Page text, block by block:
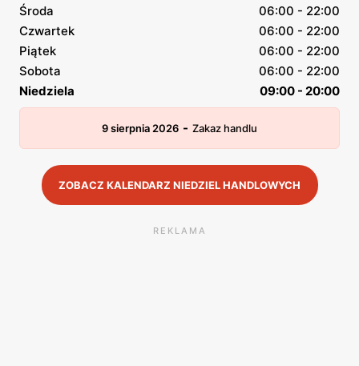
Środa
06:00 - 22:00
Czwartek
06:00 - 22:00
Piątek
06:00 - 22:00
Sobota
06:00 - 22:00
Niedziela
09:00 - 20:00
9 sierpnia 2026 - Zakaz handlu
ZOBACZ KALENDARZ NIEDZIEL HANDLOWYCH
REKLAMA